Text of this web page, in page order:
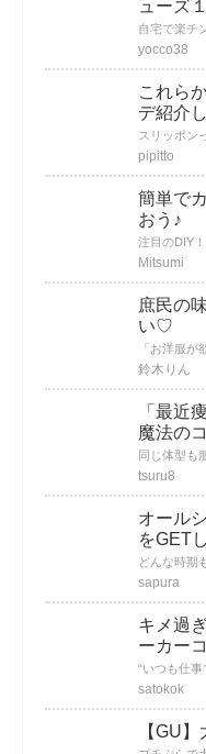
ューズ
yocco38
これら
デ紹介
pipitto
簡単で
おう♪
Mitsumi
庶民の
い♡
鈴木りん
「最近
魔法の
tsuru8
オール
をGET
どんな時期
sapura
キメ過
ーカー
satokok
【GU